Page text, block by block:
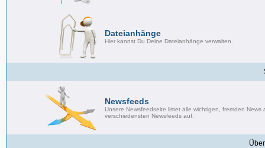
Dateianhänge
Hier kannst Du Deine Dateianhänge verwalten.
Newsfeeds
Unsere Newsfeedseite listet alle wichtigen, fremden News
verschiedensten Newsfeeds auf.